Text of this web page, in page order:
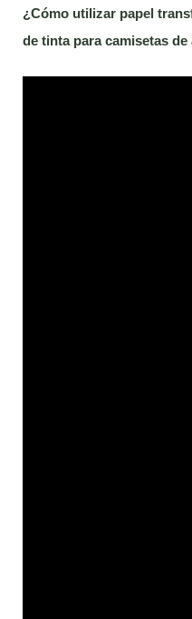
¿Cómo utilizar papel t
de tinta para camisetas